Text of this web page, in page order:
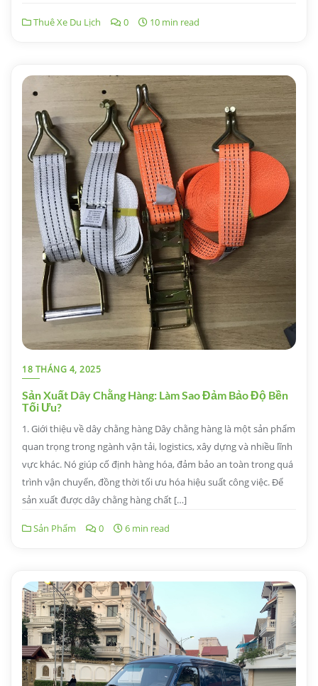
Thuê Xe Du Lịch 0 10 min read
18 THÁNG 4, 2025
Sản Xuất Dây Chằng Hàng: Làm Sao Đảm Bảo Độ Bền
Tối Ưu?
1. Giới thiệu về dây chằng hàng Dây chằng hàng là một sản phẩm
quan trọng trong ngành vận tải, logistics, xây dựng và nhiều lĩnh
vực khác. Nó giúp cố định hàng hóa, đảm bảo an toàn trong quá
trình vận chuyển, đồng thời tối ưu hóa hiệu suất công việc. Để
sản xuất được dây chằng hàng chất […]
Sản Phẩm 0 6 min read